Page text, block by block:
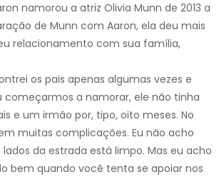
namorou a atriz Olivia Munn de 2013 a
de Munn com Aaron, ela deu mais
relacionamento com sua família,
os pais apenas algumas vezes e
começarmos a namorar, ele não tinha
e um irmão por, tipo, oito meses. No
muitas complicações. Eu não acho
da estrada está limpo. Mas eu acho
bem quando você tenta se apoiar nos